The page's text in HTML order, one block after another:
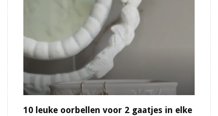
10 leuke oorbellen voor 2 gaatjes in elke